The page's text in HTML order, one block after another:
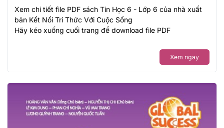
Xem chi tiết file PDF sách Tin Học 6 - Lớp 6 của nhà xuất
bản Kết Nối Tri Thức Với Cuộc Sống
Hãy kéo xuống cuối trang để download file PDF
Xem ngay